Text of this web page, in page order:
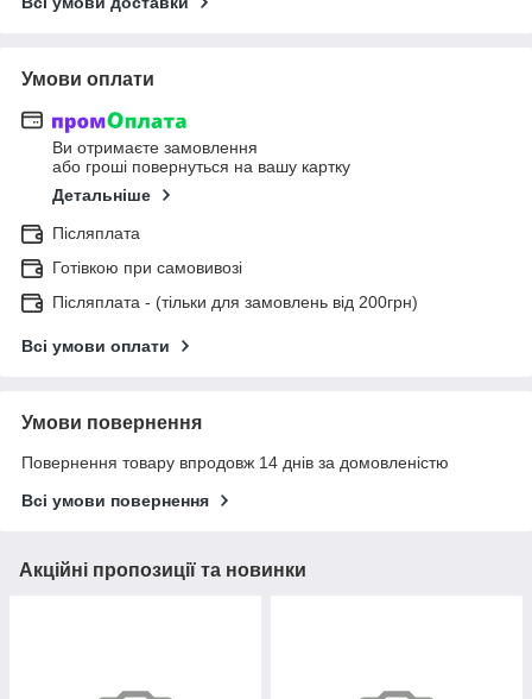
Умови оплати
Ви отримаєте замовлення
або гроші повернуться на вашу картку
Детальніше
Післяплата
Готівкою при самовивозі
Післяплата - (тільки для замовлень від 200грн)
Всі умови оплати
Умови повернення
Повернення товару впродовж 14 днів за домовленістю
Всі умови повернення
Акційні пропозиції та новинки